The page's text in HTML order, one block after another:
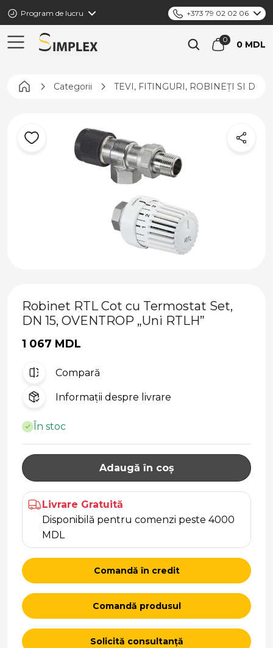
Program de lucru +373 79 02 02 06
0 MDL
Pagina principală
Categorii TEVI, FITINGURI, ROBINEȚI SI
Robinet RTL Cot cu Termostat Set,
DN 15, OVENTROP „Uni RTLH”
1 067 MDL
Compară
Informații despre livrare
În stoc
Adaugă în coș
Livrare Gratuită
Disponibilă pentru comenzi peste 4000
MDL
Comandă în credit
Comandă produsul
Solicită consultanță